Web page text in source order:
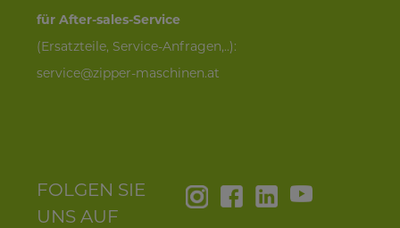
für After-sales-Service
(Ersatzteile, Service-Anfragen,..):
service@zipper-maschinen.at
FOLGEN SIE
UNS AUF